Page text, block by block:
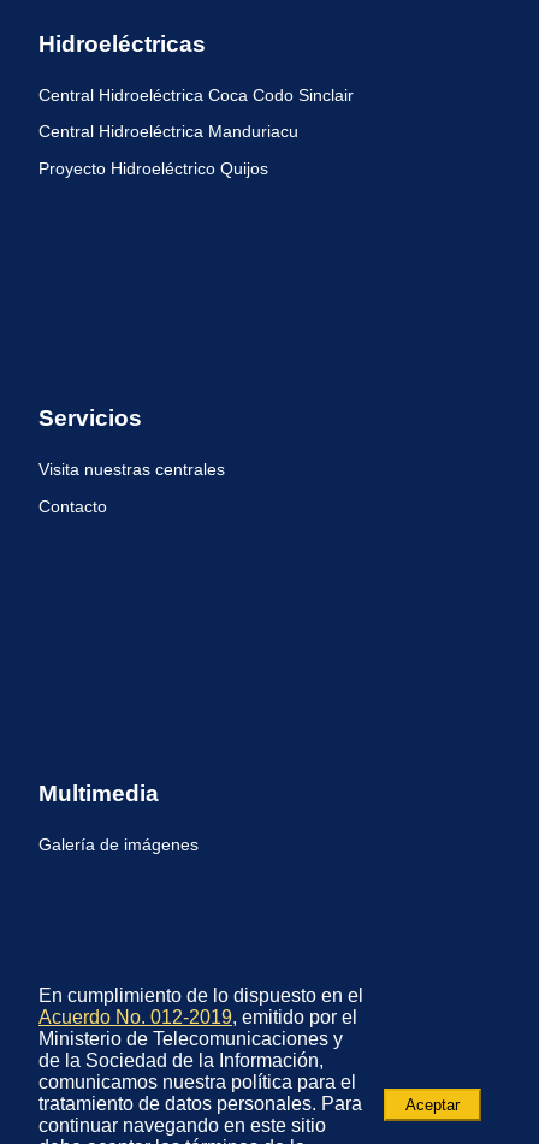
Hidroeléctricas
Central Hidroeléctrica Coca Codo Sinclair
Central Hidroeléctrica Manduriacu
Proyecto Hidroeléctrico Quijos
Servicios
Visita nuestras centrales
Contacto
Multimedia
Galería de imágenes
En cumplimiento de lo dispuesto en el
Acuerdo No. 012-2019, emitido por el
Ministerio de Telecomunicaciones y
de la Sociedad de la Información,
comunicamos nuestra política para el
tratamiento de datos personales. Para
continuar navegando en este sitio
Aceptar